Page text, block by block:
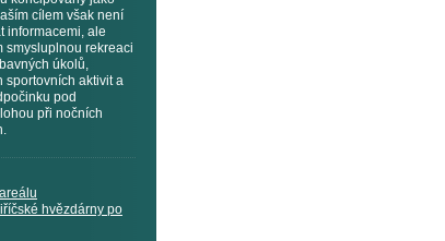
cílem však není
informacemi, ale
smysluplnou rekreaci
úkolů,
sportovních aktivit a
pod
při nočních
hvězdárny po